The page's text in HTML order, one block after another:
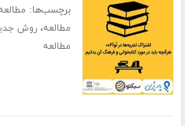
برچسب‌ها:
مطالعه،روش
مطالعه